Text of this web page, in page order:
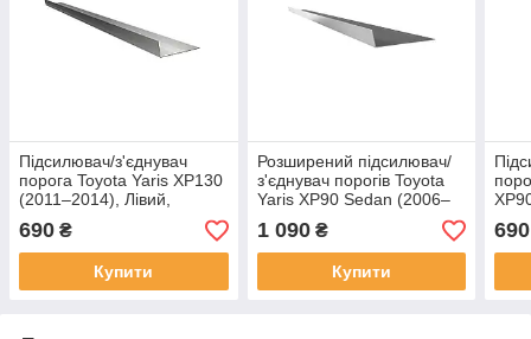
Підсилювач/з'єднувач
порога Toyota Yaris XP130
(2011–2014), Лівий,
Товщина 2.4 мм, Довжина
5 см
690 ₴
Купити
Розширений підсилювач/
з'єднувач порогів Toyota
Yaris XP90 Sedan (2006–
2016), Лівий, товщина 2,4
мм
1 090₴
Купити
5 см
690